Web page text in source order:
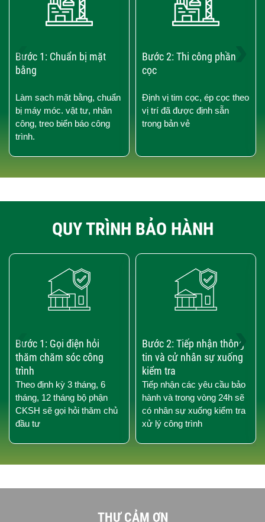
Bước 1: Chuẩn bị mặt
bằng
Làm sạch mặt bằng, chuẩn
bị máy móc. vật tư, nhân
công, treo biển báo công
trình.
Bước 2: Thi công phần
cọc
Định vị tim cọc, ép cọc theo
vị trí đã được định sẵn
trong bản vẻ
›
‹
QUY TRÌNH BẢO HÀNH
Bước 1: Gọi điện hỏi
thăm chăm sóc công
trình
Theo định kỳ 3 tháng, 6
tháng, 12 tháng bộ phận
CKSH sẽ gọi hỏi thăm chủ
đầu tư
Bước 2: Tiếp nhận thông
tin và cử nhân sự xuống
kiểm tra
Tiếp nhận các yêu cầu bảo
hành và trong vòng 24h sẽ
có nhân sự xuống kiểm tra
xử lý công trình
›
‹
THƯ CẢM ƠN